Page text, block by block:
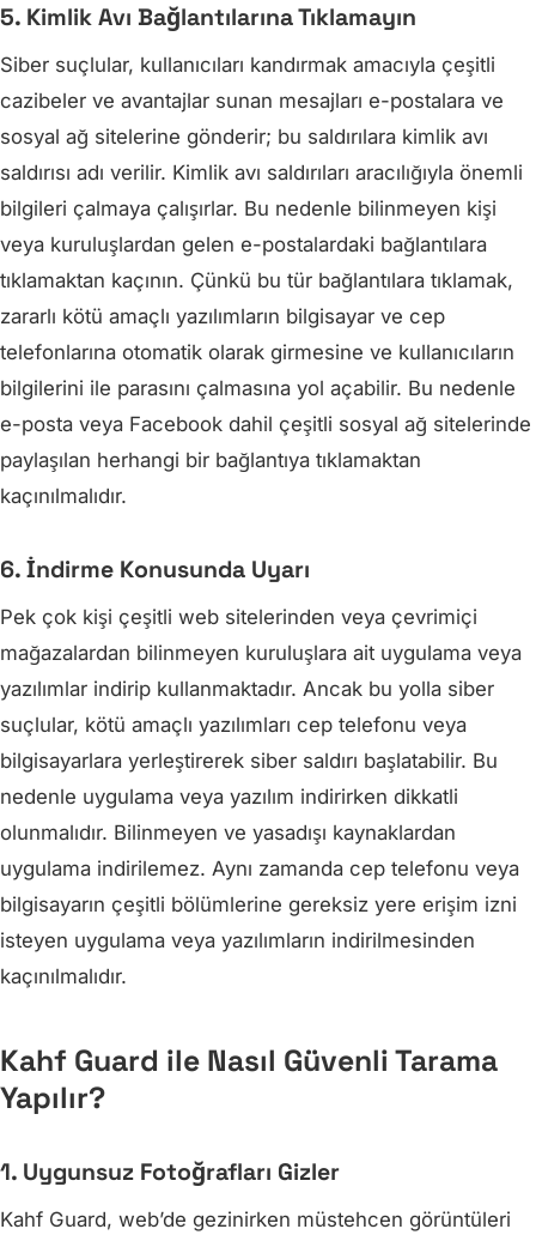
5. Kimlik Avı Bağlantılarına Tıklamayın
Siber suçlular, kullanıcıları kandırmak amacıyla çeşitli
cazibeler ve avantajlar sunan mesajları e-postalara ve
sosyal ağ sitelerine gönderir; bu saldırılara kimlik avı
saldırısı adı verilir. Kimlik avı saldırıları aracılığıyla önemli
bilgileri çalmaya çalışırlar. Bu nedenle bilinmeyen kişi
veya kuruluşlardan gelen e-postalardaki bağlantılara
tıklamaktan kaçının. Çünkü bu tür bağlantılara tıklamak,
zararlı kötü amaçlı yazılımların bilgisayar ve cep
telefonlarına otomatik olarak girmesine ve kullanıcıların
bilgilerini ile parasını çalmasına yol açabilir. Bu nedenle
e-posta veya Facebook dahil çeşitli sosyal ağ sitelerinde
paylaşılan herhangi bir bağlantıya tıklamaktan
kaçınılmalıdır.
6. İndirme Konusunda Uyarı
Pek çok kişi çeşitli web sitelerinden veya çevrimiçi
mağazalardan bilinmeyen kuruluşlara ait uygulama veya
yazılımlar indirip kullanmaktadır. Ancak bu yolla siber
suçlular, kötü amaçlı yazılımları cep telefonu veya
bilgisayarlara yerleştirerek siber saldırı başlatabilir. Bu
nedenle uygulama veya yazılım indirirken dikkatli
olunmalıdır. Bilinmeyen ve yasadışı kaynaklardan
uygulama indirilemez. Aynı zamanda cep telefonu veya
bilgisayarın çeşitli bölümlerine gereksiz yere erişim izni
isteyen uygulama veya yazılımların indirilmesinden
kaçınılmalıdır.
Kahf Guard ile Nasıl Güvenli Tarama
Yapılır?
1. Uygunsuz Fotoğrafları Gizler
Kahf Guard, web’de gezinirken müstehcen görüntüleri